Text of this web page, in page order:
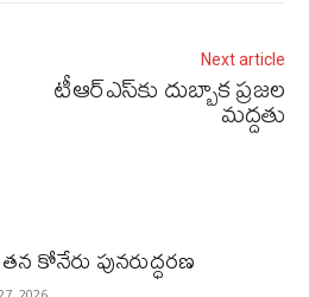
Next article
టీఆర్‌ఎస్‌కు దుబ్బాక ప్రజల
మద్దతు
కోనేరు పున‌రుద్ధ‌ర‌ణ